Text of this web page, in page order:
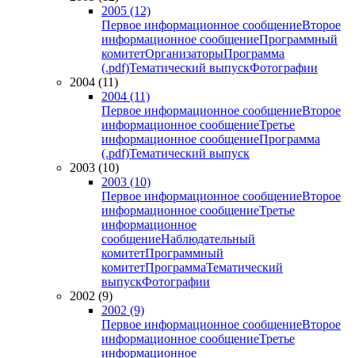
2005 (12)
Первое информационное сообщениеВторое
информационное сообщениеПрограммный
комитетОрганизаторыПрограмма
(.pdf)Тематический выпускФотографии
2004 (11)
2004 (11)
Первое информационное сообщениеВторое
информационное сообщениеТретье
информационное сообщениеПрограмма
(.pdf)Тематический выпуск
2003 (10)
2003 (10)
Первое информационное сообщениеВторое
информационное сообщениеТретье
информационное
сообщениеНаблюдательный
комитетПрограммный
комитетПрограммаТематический
выпускФотографии
2002 (9)
2002 (9)
Первое информационное сообщениеВторое
информационное сообщениеТретье
информационное